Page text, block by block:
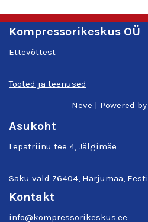
Kompressorikeskus OÜ
Ettevõttest
Tooted ja teenused
Neve | Powered by
Asukoht
Lepatriinu tee 4, Jälgimäe
Saku vald 76404, Harjumaa, Eesti
Kontakt
info@kompressorikeskus.ee